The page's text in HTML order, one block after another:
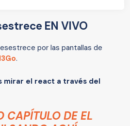
EN VIVO
por las pantallas de
.
mirar el react a través del
CAPÍTULO DE EL